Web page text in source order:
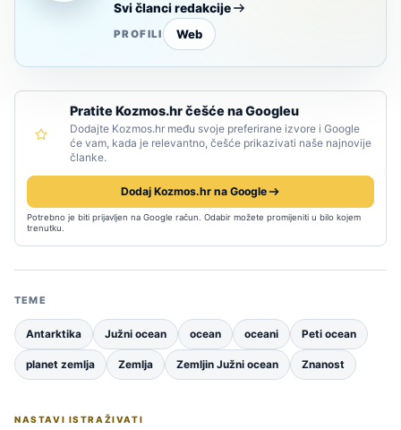
Svi članci redakcije
PROFILI Web
Pratite Kozmos.hr češće na Googleu
Dodajte Kozmos.hr među svoje preferirane izvore i Google
će vam, kada je relevantno, češće prikazivati naše najnovije
članke.
Dodaj Kozmos.hr na Google
Potrebno je biti prijavljen na Google račun. Odabir možete promijeniti u bilo kojem
trenutku.
TEME
Antarktika Južni ocean ocean oceani Peti ocean
planet zemlja Zemlja Zemljin Južni ocean Znanost
NASTAVI ISTRAŽIVATI